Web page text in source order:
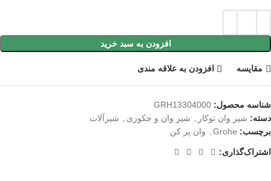
افزودن به سبد خرید
مقايسه افزودن به علاقه مندی
شناسه محصول: GRH13304000
دسته: شیر وان توکار شیر وان و جکوزی
شیرآلات
برچسب: Grohe وان پر کن
اشتراک‌گذاری: